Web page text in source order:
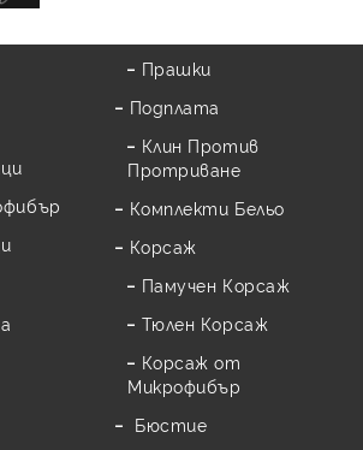
Прашки
Подплата
Клин Против
Протриване
Комплекти Бельо
Корсаж
Памучен Корсаж
Тюлен Корсаж
Корсаж от
Микрофибър
Бюстие